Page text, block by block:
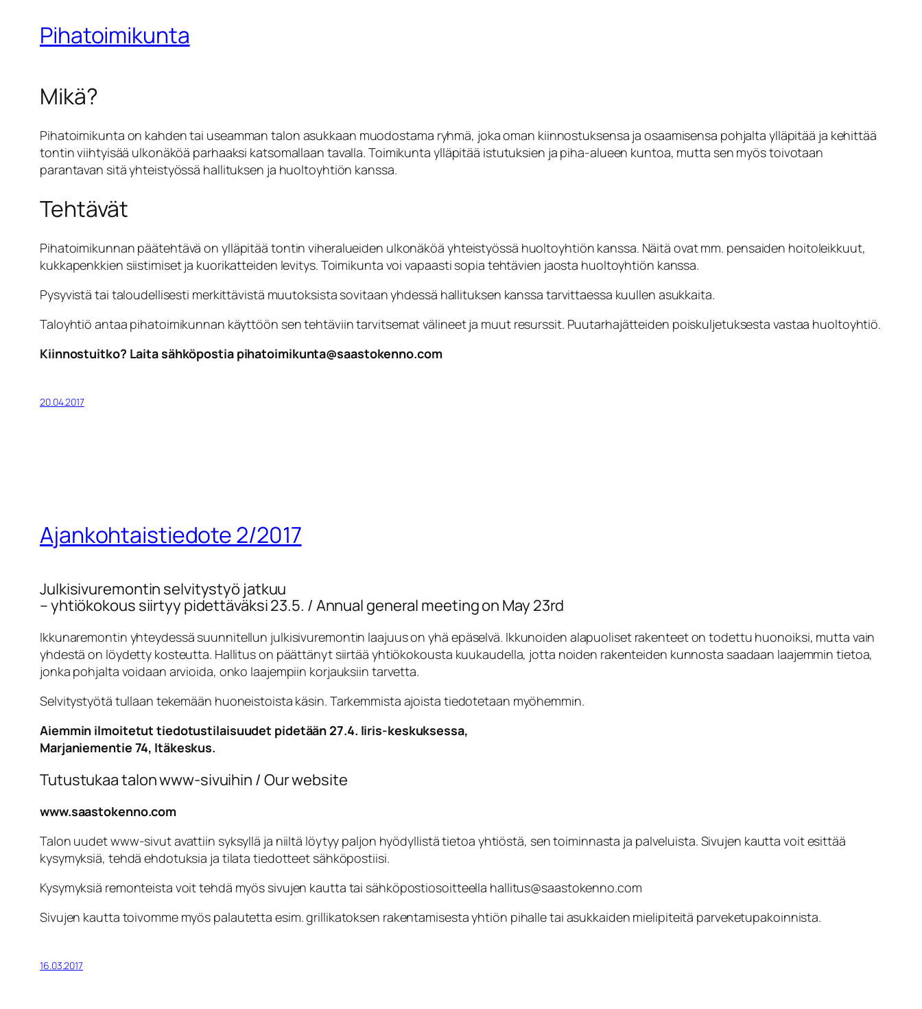
Pihatoimikunta
Mikä?
Pihatoimikunta on kahden tai useamman talon asukkaan muodostama ryhmä, joka oman kiinnostuksensa ja osaamisensa pohjalta ylläpitää ja kehittää
tontin viihtyisää ulkonäköä parhaaksi katsomallaan tavalla. Toimikunta ylläpitää istutuksien ja piha-alueen kuntoa, mutta sen myös toivotaan
parantavan sitä yhteistyössä hallituksen ja huoltoyhtiön kanssa.
Tehtävät
Pihatoimikunnan päätehtävä on ylläpitää tontin viheralueiden ulkonäköä yhteistyössä huoltoyhtiön kanssa. Näitä ovat mm. pensaiden hoitoleikkuut,
kukkapenkkien siistimiset ja kuorikatteiden levitys. Toimikunta voi vapaasti sopia tehtävien jaosta huoltoyhtiön kanssa.
Pysyvistä tai taloudellisesti merkittävistä muutoksista sovitaan yhdessä hallituksen kanssa tarvittaessa kuullen asukkaita.
Taloyhtiö antaa pihatoimikunnan käyttöön sen tehtäviin tarvitsemat välineet ja muut resurssit. Puutarhajätteiden poiskuljetuksesta vastaa huoltoyhtiö.
Kiinnostuitko? Laita sähköpostia pihatoimikunta@saastokenno.com
20.04.2017
Ajankohtaistiedote 2/2017
Julkisivuremontin selvitystyö jatkuu
– yhtiökokous siirtyy pidettäväksi 23.5. / Annual general meeting on May 23rd
Ikkunaremontin yhteydessä suunnitellun julkisivuremontin laajuus on yhä epäselvä. Ikkunoiden alapuoliset rakenteet on todettu huonoiksi, mutta vain
yhdestä on löydetty kosteutta. Hallitus on päättänyt siirtää yhtiökokousta kuukaudella, jotta noiden rakenteiden kunnosta saadaan laajemmin tietoa,
jonka pohjalta voidaan arvioida, onko laajempiin korjauksiin tarvetta.
Selvitystyötä tullaan tekemään huoneistoista käsin. Tarkemmista ajoista tiedotetaan myöhemmin.
Aiemmin ilmoitetut tiedotustilaisuudet pidetään 27.4. Iiris-keskuksessa,
Marjaniementie 74, Itäkeskus.
Tutustukaa talon www-sivuihin / Our website
www.saastokenno.com
Talon uudet www-sivut avattiin syksyllä ja niiltä löytyy paljon hyödyllistä tietoa yhtiöstä, sen toiminnasta ja palveluista. Sivujen kautta voit esittää
kysymyksiä, tehdä ehdotuksia ja tilata tiedotteet sähköpostiisi.
Kysymyksiä remonteista voit tehdä myös sivujen kautta tai sähköpostiosoitteella hallitus@saastokenno.com
Sivujen kautta toivomme myös palautetta esim. grillikatoksen rakentamisesta yhtiön pihalle tai asukkaiden mielipiteitä parveketupakoinnista.
16.03.2017